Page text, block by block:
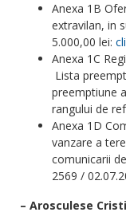
Anexa 1B
extravilan, in
5.000,00 lei:
Anexa 1C
Lista
preemptiune
rangului de
Anexa 1D
vanzare a
comunicarii
2569 /
– Arosculese